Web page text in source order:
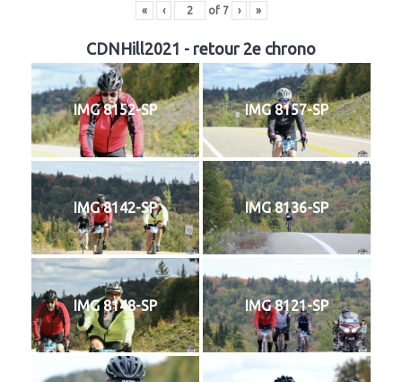
« ‹ of 7 › »
CDNHill2021 - retour 2e chrono
IMG 8152-SP IMG 8157-SP
IMG 8142-SP IMG 8136-SP
IMG 8148-SP IMG 8121-SP